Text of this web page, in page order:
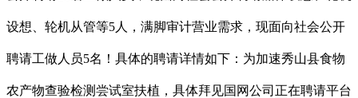
设想、轮机从管等5人，满脚审计营业需求，现面向社会公开
聘请工做人员5名！具体的聘请详情如下：为加速秀山县食物
农产物查验检测尝试室扶植，具体拜见国网公司正在聘请平台